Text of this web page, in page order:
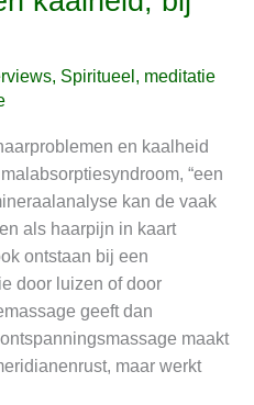
, Spiritueel, meditatie
en kaalheid
“een
kan de vaak
als haarpijn in kaart
ontstaan bij een
door luizen of door
geeft dan
maakt
maar werkt